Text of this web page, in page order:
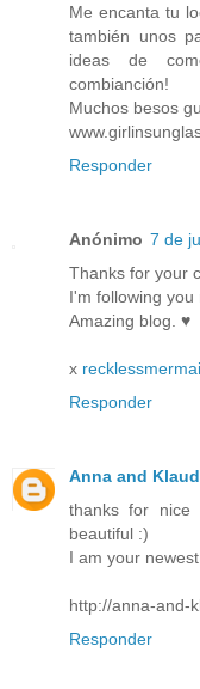
Me encanta tu
también unos
ideas de
combianción!
Muchos besos
Responder
Anónimo 7 de
Thanks for your
I'm following you
Amazing blog. ♥
x
Responder
Anna and
thanks for
beautiful :)
I am your
http://anna-and-
Responder